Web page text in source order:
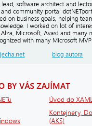
software architect and
and community portal
on business goals, helping
I worked on lot of
Microsoft, Avast and many
with many Microsoft
blog autora
BY VÁS ZAJÍMAT
Úvod do
Kontejnery,
(AKS)